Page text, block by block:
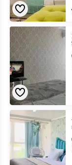
1-
комнатная
квартира
Космонавтов
98/
б
«С
гамаком
Камином»
1-
комнатная
квартира